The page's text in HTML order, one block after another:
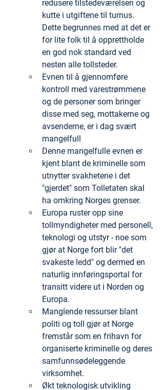
redusere tilstedeværelsen og
kutte i utgiftene til turnus.
Dette begrunnes med at det er
for lite folk til å opprettholde
en god nok standard ved
nesten alle tollsteder.
Evnen til å gjennomføre
kontroll med varestrømmene
og de personer som bringer
disse med seg, mottakerne og
avsenderne, er i dag svært
mangelfull
Denne mangelfulle evnen er
kjent blant de kriminelle som
utnytter svakhetene i det
"gjerdet" som Tolletaten skal
ha omkring Norges grenser.
Europa ruster opp sine
tollmyndigheter med personell,
teknologi og utstyr - noe som
gjør at Norge fort blir "det
svakeste ledd" og dermed en
naturlig innføringsportal for
transitt videre ut i Norden og
Europa.
Manglende ressurser blant
politi og toll gjør at Norge
fremstår som en frihavn for
organiserte kriminelle og deres
samfunnsødeleggende
virksomhet.
Økt teknologisk utvikling